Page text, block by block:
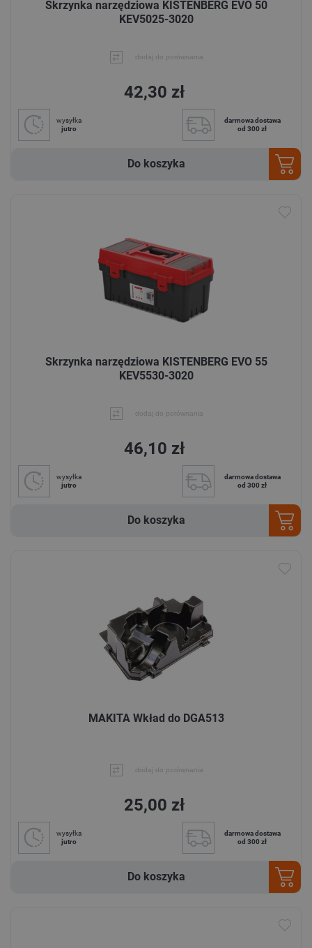
Skrzynka narzędziowa KISTENBERG EVO 50
KEV5025-3020
dodaj do porównania
42,30 zł
wysyłka
jutro
darmowa dostawa
od 300 zł
Do koszyka
Skrzynka narzędziowa KISTENBERG EVO 55
KEV5530-3020
dodaj do porównania
46,10 zł
wysyłka
jutro
darmowa dostawa
od 300 zł
Do koszyka
MAKITA Wkład do DGA513
dodaj do porównania
25,00 zł
wysyłka
jutro
darmowa dostawa
od 300 zł
Do koszyka